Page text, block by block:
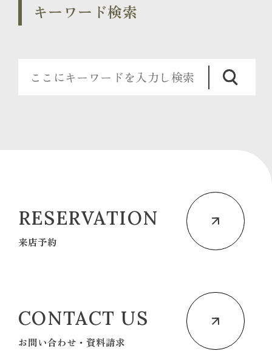
キーワード検索
RESERVATION
来店予約
CONTACT US
お問い合わせ・資料請求